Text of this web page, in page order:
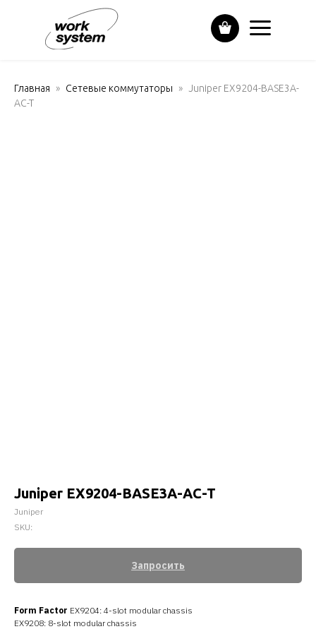
Главная Сетевые коммутаторы
Juniper EX9204-BASE3A-
AC-T
Juniper EX9204-BASE3A-AC-T
Juniper
SKU:
Запросить
Form Factor EX9204: 4-slot modular chassis
EX9208: 8-slot modular chassis